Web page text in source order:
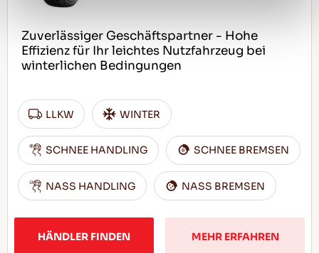
Zuverlässiger Geschäftspartner - Hohe
Effizienz für Ihr leichtes Nutzfahrzeug bei
winterlichen Bedingungen
LLKW WINTER
SCHNEE HANDLING SCHNEE BREMSEN
NASS HANDLING NASS BREMSEN
HÄNDLER FINDEN MEHR ERFAHREN